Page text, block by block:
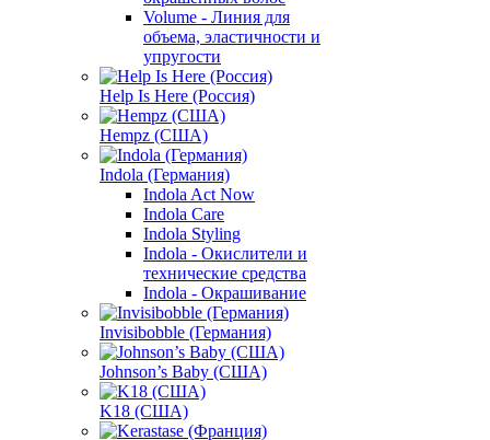
Volume - Линия для
объема, эластичности и
упругости
Help Is Here (Россия)
Hempz (США)
Indola (Германия)
Indola Act Now
Indola Care
Indola Styling
Indola - Окислители и
технические средства
Indola - Окрашивание
Invisibobble (Германия)
Johnson’s Baby (США)
K18 (США)